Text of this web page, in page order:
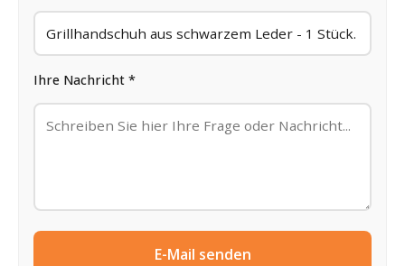
Ihre Nachricht *
E-Mail senden